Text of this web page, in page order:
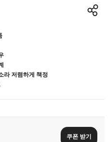
라 저렴하게 책정
쿠폰 받기